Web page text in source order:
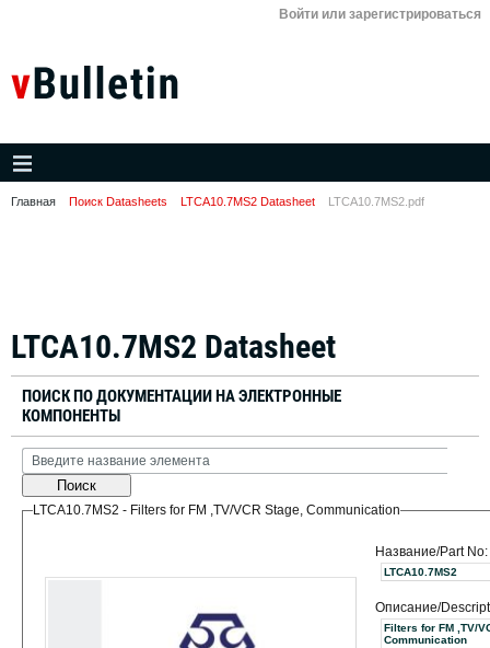
Войти или зарегистрироваться
Главная Поиск Datasheets LTCA10.7MS2 Datasheet LTCA10.7MS2.pdf
LTCA10.7MS2 Datasheet
ПОИСК ПО ДОКУМЕНТАЦИИ НА ЭЛЕКТРОННЫЕ
КОМПОНЕНТЫ
Поиск
LTCA10.7MS2 - Filters for FM ,TV/VCR Stage, Communication
Название/Part No:
LTCA10.7MS2
Описание/
Filters for FM ,TV/
Communication